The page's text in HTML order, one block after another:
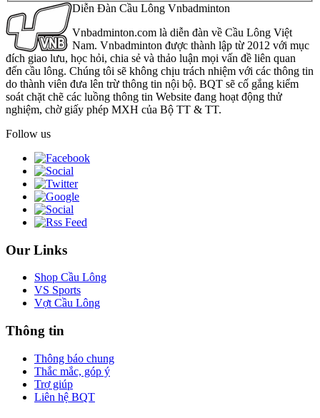
Diễn Đàn Cầu Lông Vnbadminton
Vnbadminton.com là diễn đàn về Cầu Lông Việt
Nam. Vnbadminton được thành lập từ 2012 với mục
đích giao lưu, học hỏi, chia sẻ và thảo luận mọi vấn đề liên quan
đến cầu lông. Chúng tôi sẽ không chịu trách nhiệm với các thông tin
do thành viên đưa lên trừ thông tin nội bộ. BQT sẽ cố gắng kiểm
soát chặt chẽ các luồng thông tin Website đang hoạt động thử
nghiệm, chờ giấy phép MXH của Bộ TT & TT.
Follow us
Our Links
Shop Cầu Lông
VS Sports
Vợt Cầu Lông
Thông tin
Thông báo chung
Thắc mắc, góp ý
Trợ giúp
Liên hệ BQT